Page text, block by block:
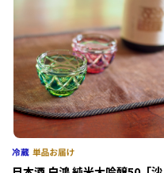
使った変わり種ビールまで、様々な味を
お楽しみください。